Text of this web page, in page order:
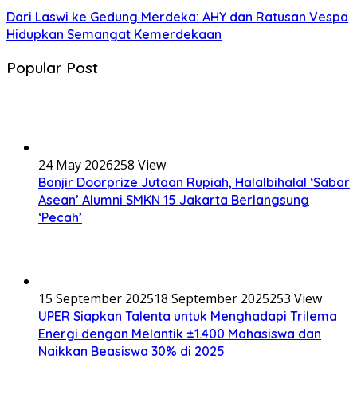
Dari Laswi ke Gedung Merdeka: AHY dan Ratusan Vespa
Hidupkan Semangat Kemerdekaan
Popular Post
24 May 2026258 View
Banjir Doorprize Jutaan Rupiah, Halalbihalal ‘Sabar
Asean’ Alumni SMKN 15 Jakarta Berlangsung
‘Pecah’
15 September 202518 September 2025253 View
UPER Siapkan Talenta untuk Menghadapi Trilema
Energi dengan Melantik ±1.400 Mahasiswa dan
Naikkan Beasiswa 30% di 2025